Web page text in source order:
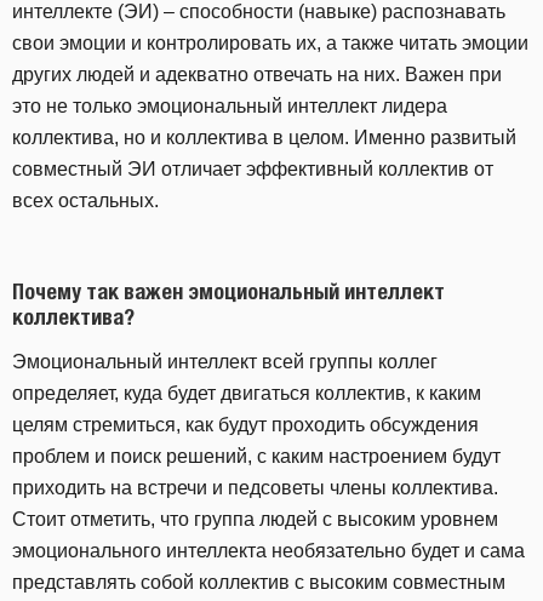
интеллекте (ЭИ) – способности (навыке) распознавать
свои эмоции и контролировать их, а также читать эмоции
других людей и адекватно отвечать на них. Важен при
это не только эмоциональный интеллект лидера
коллектива, но и коллектива в целом. Именно развитый
совместный ЭИ отличает эффективный коллектив от
всех остальных.
Почему так важен эмоциональный интеллект
коллектива?
Эмоциональный интеллект всей группы коллег
определяет, куда будет двигаться коллектив, к каким
целям стремиться, как будут проходить обсуждения
проблем и поиск решений, с каким настроением будут
приходить на встречи и педсоветы члены коллектива.
Стоит отметить, что группа людей с высоким уровнем
эмоционального интеллекта необязательно будет и сама
представлять собой коллектив с высоким совместным